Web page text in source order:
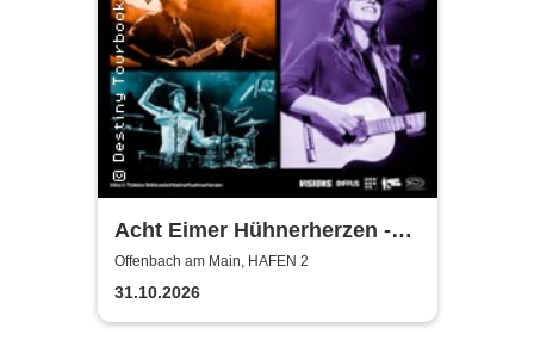
Acht Eimer Hühnerherzen -
jetzt, nicht später - Tour 2026
Offenbach am Main, HAFEN 2
31.10.2026